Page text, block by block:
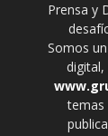
Prensa y
Somos
digital,
temas